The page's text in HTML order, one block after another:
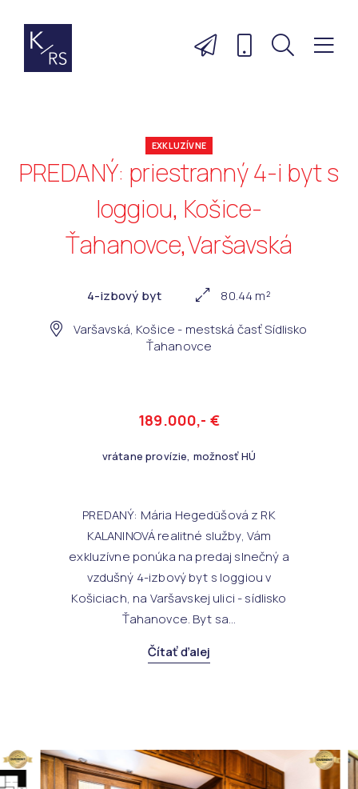
EXKLUZÍVNE
PREDANÝ: priestranný 4-i byt s
loggiou, Košice-
Ťahanovce,Varšavská
4-izbový byt
80.44 m²
Varšavská, Košice - mestská časť Sídlisko
Ťahanovce
189.000,- €
vrátane provízie, možnosť HÚ
PREDANÝ: Mária Hegedüšová z RK
KALANINOVÁ realitné služby, Vám
exkluzívne ponúka na predaj slnečný a
vzdušný 4-izbový byt s loggiou v
Košiciach, na Varšavskej ulici - sídlisko
Ťahanovce. Byt sa...
Čítať ďalej